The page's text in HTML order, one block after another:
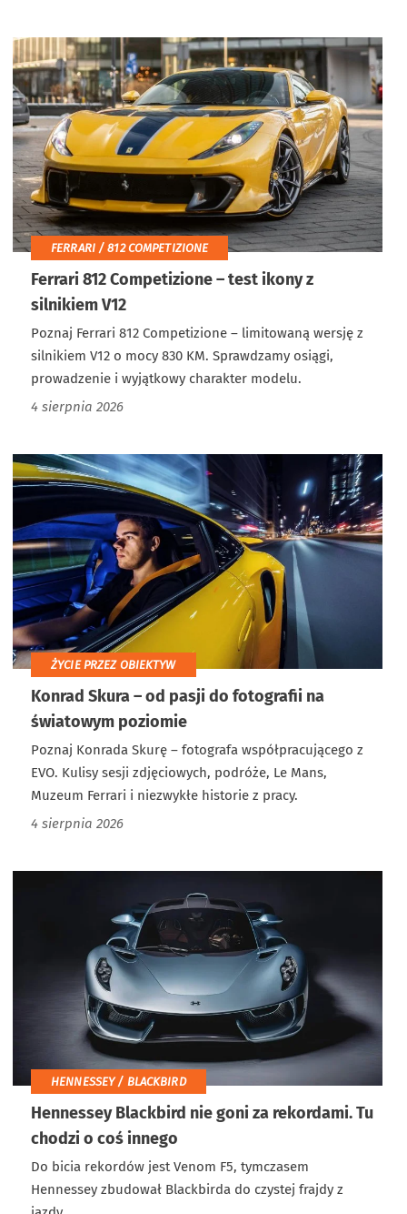
FERRARI / 812 COMPETIZIONE
Ferrari 812 Competizione – test ikony z
silnikiem V12
Poznaj Ferrari 812 Competizione – limitowaną wersję z
silnikiem V12 o mocy 830 KM. Sprawdzamy osiągi,
prowadzenie i wyjątkowy charakter modelu.
4 sierpnia 2026
ŻYCIE PRZEZ OBIEKTYW
Konrad Skura – od pasji do fotografii na
światowym poziomie
Poznaj Konrada Skurę – fotografa współpracującego z
EVO. Kulisy sesji zdjęciowych, podróże, Le Mans,
Muzeum Ferrari i niezwykłe historie z pracy.
4 sierpnia 2026
HENNESSEY / BLACKBIRD
Hennessey Blackbird nie goni za rekordami. Tu
chodzi o coś innego
Do bicia rekordów jest Venom F5, tymczasem
Hennessey zbudował Blackbirda do czystej frajdy z